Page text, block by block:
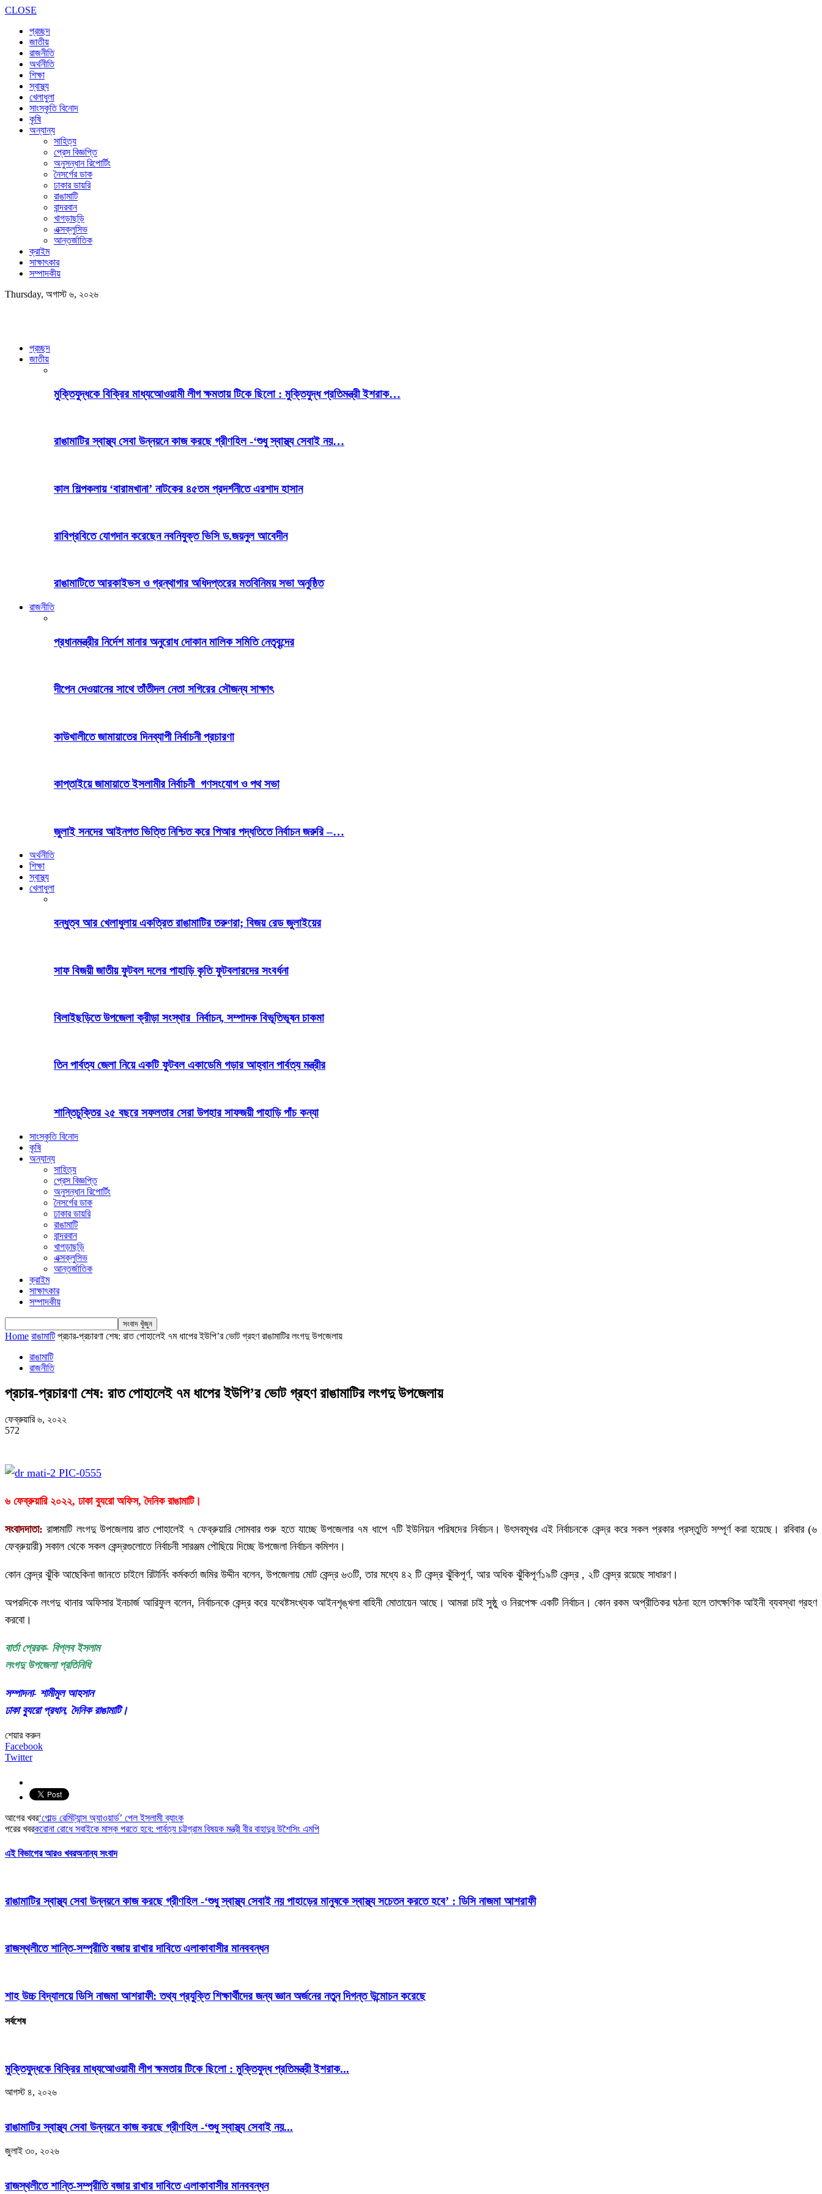
CLOSE
প্রচ্ছদ
জাতীয়
রাজনীতি
অর্থনীতি
শিক্ষা
স্বাস্থ্য
খেলাধুলা
সাংস্কৃতি বিনোদ
কৃষি
অন্যান্য
সাহিত্য
প্রেস বিজ্ঞপ্তি
অনুসন্ধান রিপোর্টিং
নৈসর্গের ডাক
ঢাকার ডায়রি
রাঙামাটি
বান্দরবান
খাগড়াছড়ি
এক্সক্লুসিভ
আন্তর্জাতিক
ক্রাইম
সাক্ষাৎকার
সম্পাদকীয়
Thursday, অগাস্ট ৬, ২০২৬
প্রচ্ছদ
জাতীয়
মুক্তিযুদ্ধকে বিক্রির মাধ্যআেওয়ামী লীগ ক্ষমতায় টিকে ছিলো : মুক্তিযুদ্ধ প্রতিমন্ত্রী ইশরাক…
রাঙামাটির স্বাস্থ্য সেবা উন্নয়নে কাজ করছে গ্রীণহিল -‘শুধু স্বাস্থ্য সেবাই নয়…
কাল শিল্পকলায় ‘বারামখানা’ নাটকের ৪৫তম প্রদর্শনীতে এরশাদ হাসান
রাবিপ্রবিতে যোগদান করেছেন নবনিযুক্ত ভিসি ড.জয়নুল আবেদীন
রাঙামাটিতে আরকাইভস ও গ্রন্থাগার অধিদপ্তরের মতবিনিময় সভা অনুষ্ঠিত
রাজনীতি
প্রধানমন্ত্রীর নির্দেশ মানার অনুরোধ দোকান মালিক সমিতি নেতৃবৃন্দের
দীপেন দেওয়ানের সাথে তাঁতীদল নেতা সগিরের সৌজন্য সাক্ষাৎ
কাউখালীতে জামায়াতের দিনব্যাপী নির্বাচনী প্রচারণা
কাপ্তাইয়ে জামায়াতে ইসলামীর নির্বাচনী গণসংযোগ ও পথ সভা
জুলাই সনদের আইনগত ভিত্তি নিশ্চিত করে পিআর পদ্ধতিতে নির্বাচন জরুরি –…
অর্থনীতি
শিক্ষা
স্বাস্থ্য
খেলাধুলা
বন্ধুত্ব আর খেলাধুলায় একত্রিত রাঙামাটির তরুণরা; বিজয় রেড জুলাইয়ের
সাফ বিজয়ী জাতীয় ফুটবল দলের পাহাড়ি কৃতি ফুটবলারদের সংবর্ধনা
বিলাইছড়িতে উপজেলা ক্রীড়া সংস্থার নির্বাচন, সম্পাদক বিভূতিভূষন চাকমা
তিন পার্বত্য জেলা নিয়ে একটি ফুটবল একাডেমি গড়ার আহ্বান পার্বত্য মন্ত্রীর
শান্তিচুক্তির ২৫ বছরে সফলতার সেরা উপহার সাফজয়ী পাহাড়ি পাঁচ কন্যা
সাংস্কৃতি বিনোদ
কৃষি
অন্যান্য
সাহিত্য
প্রেস বিজ্ঞপ্তি
অনুসন্ধান রিপোর্টিং
নৈসর্গের ডাক
ঢাকার ডায়রি
রাঙামাটি
বান্দরবান
খাগড়াছড়ি
এক্সক্লুসিভ
আন্তর্জাতিক
ক্রাইম
সাক্ষাৎকার
সম্পাদকীয়
Home রাঙামাটি প্রচার-প্রচারণা শেষ: রাত পোহালেই ৭ম ধাপের ইউপি’র ভোট গ্রহণ রাঙামাটির লংগদু উপজেলায়
রাঙামাটি
রাজনীতি
প্রচার-প্রচারণা শেষ: রাত পোহালেই ৭ম ধাপের ইউপি’র ভোট গ্রহণ রাঙামাটির লংগদু উপজেলায়
ফেব্রুয়ারি ৬, ২০২২
572
৬ ফেব্রুয়ারি ২০২২, ঢাকা ব্যুরো অফিস, দৈনিক রাঙামাটি।
সংবাদদাতা: রাঙ্গামাটি লংগদু উপজেলায় রাত পোহালেই ৭ ফেব্রুয়ারি সোমবার শুরু হতে যাচ্ছে উপজেলার ৭ম ধাপে ৭টি ইউনিয়ন পরিষদের নির্বাচন। উৎসবমূখর এই নির্বাচনকে কেন্দ্র করে সকল প্রকার প্রস্তুতি সম্পূর্ণ করা হয়েছে। রবিবার (৬
ফেব্রুয়ারী) সকাল থেকে সকল কেন্দ্রগুলোতে নির্বাচনী সারঞ্জম পৌছিয়ে দিচ্ছে উপজেলা নির্বাচন কমিশন।
কোন কেন্দ্র ঝুঁকি আছেকিনা জানতে চাইলে রিটার্নিং কর্মকর্তা জমির উদ্দীন বলেন, উপজেলায় মোট কেন্দ্র ৬৩টি, তার মধ্যে ৪২ টি কেন্দ্র ঝুঁকিপূর্ণ, আর অধিক ঝুঁকিপূর্ণ১৯টি কেন্দ্র , ২টি কেন্দ্র রয়েছে সাধারণ।
অপরদিকে লংগদু থানার অফিসার ইনচার্জ আরিফুল বলেন, নির্বাচনকে কেন্দ্র করে যথেষ্টসংখ্যক আইনশৃঙ্খলা বাহিনী মোতায়েন আছে। আমরা চাই সুষ্ঠু ও নিরপেক্ষ একটি নির্বাচন। কোন রকম অপ্রীতিকর ঘঠনা হলে তাৎক্ষণিক আইনী ব্যবস্থা গ্রহণ
করবো।
বার্তা প্রেরক- বিপ্লব ইসলাম
লংগদু উপজেলা প্রতিনিধি
সম্পাদনা- শামীমুল আহসান
ঢাকা ব্যুরো প্রধান, দৈনিক রাঙামাটি।
শেয়ার করুন
Facebook
Twitter
আগের খবর‘গোল্ড রেমিট্যান্স অ্যাওয়ার্ড’ পেল ইসলামী ব্যাংক
পরের খবরকরোনা রোধে সবাইকে মাস্ক পরতে হবে: পার্বত্য চট্টগ্রাম বিষয়ক মন্ত্রী বীর বাহাদুর উশৈসিং এমপি
এই বিভাগের আরও খবরঅনান্য সংবাদ
রাঙামাটির স্বাস্থ্য সেবা উন্নয়নে কাজ করছে গ্রীণহিল -‘শুধু স্বাস্থ্য সেবাই নয় পাহাড়ের মানুষকে স্বাস্থ্য সচেতন করতে হবে’ : ডিসি নাজমা আশরাফী
রাজস্থলীতে শান্তি-সম্প্রীতি বজায় রাখার দাবিতে এলাকাবাসীর মানববন্ধন
শাহ উচ্চ বিদ্যালয়ে ডিসি নাজমা আশরাফী: তথ্য প্রযুক্তি শিক্ষার্থীদের জন্য জ্ঞান অর্জনের নতুন দিগন্ত উন্মোচন করেছে
সর্বশেষ
মুক্তিযুদ্ধকে বিক্রির মাধ্যআেওয়ামী লীগ ক্ষমতায় টিকে ছিলো : মুক্তিযুদ্ধ প্রতিমন্ত্রী ইশরাক...
আগস্ট ৪, ২০২৬
রাঙামাটির স্বাস্থ্য সেবা উন্নয়নে কাজ করছে গ্রীণহিল -‘শুধু স্বাস্থ্য সেবাই নয়...
জুলাই ৩০, ২০২৬
রাজস্থলীতে শান্তি-সম্প্রীতি বজায় রাখার দাবিতে এলাকাবাসীর মানববন্ধন